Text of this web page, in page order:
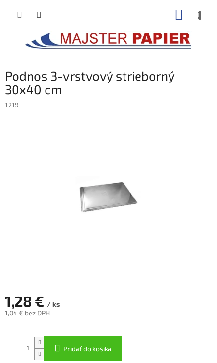
Podnos 3-vrstvový strieborný
30x40 cm
1219
1,28 € / ks
1,04 € bez DPH
cena:
Pridať do košíka